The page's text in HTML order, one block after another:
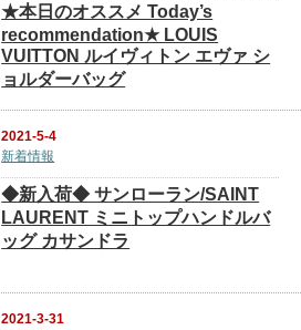
★本日のオススメ Today’s
recommendation★ LOUIS
VUITTON ルイヴィトン エヴァ シ
ョルダーバッグ
2021-5-4
新着情報
◆新入荷◆ サンローラン/SAINT
LAURENT ミニトップハンドルバ
ッグ カサンドラ
2021-3-31